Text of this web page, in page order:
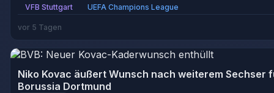
VFB Stuttgart
UEFA Champions League
vor 5 Tagen
Niko Kovac äußert Wunsch nach weiterem Sechser
Borussia Dortmund